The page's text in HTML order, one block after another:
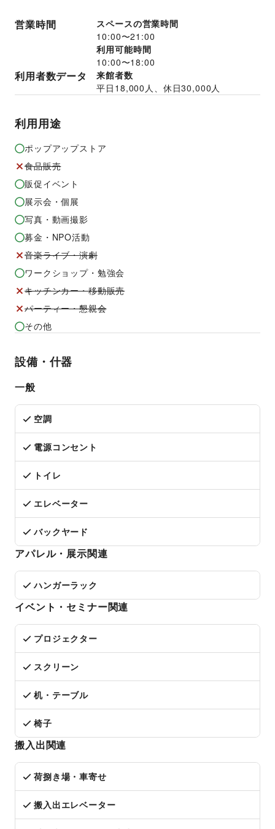
営業時間
スペースの営業時間
10:00〜21:00
利用可能時間
10:00〜18:00
利用者数データ
来館者数
平日 18,000 人、休日30,000人
利用用途
ポップアップストア
食品販売
販促イベント
展示会・個展
写真・動画撮影
募金・NPO活動
音楽ライブ・演劇
ワークショップ・勉強会
キッチンカー・移動販売
パーティー・懇親会
その他
設備・什器
一般
空調
電源コンセント
トイレ
エレベーター
バックヤード
アパレル・展示関連
ハンガーラック
イベント・セミナー関連
プロジェクター
スクリーン
机・テーブル
椅子
搬入出関連
荷捌き場・車寄せ
搬入出エレベーター